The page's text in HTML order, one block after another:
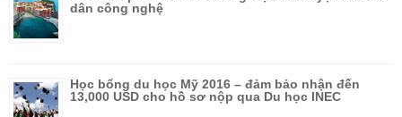
dân công nghệ
Học bổng du học Mỹ 2016 – đảm bảo nhận đến
13,000 USD cho hồ sơ nộp qua Du học INEC